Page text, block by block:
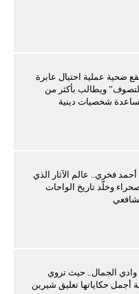
ضحية عملية احتيال عابرة
ويطالب بأكثر من
شخصيات دينية
أحمد فخري.. عالم الآثار الذي
وخلّد تاريخ الواحات
وادي الجمال.. حيث تروي
أجمل حكاياتها تعليق شيرين